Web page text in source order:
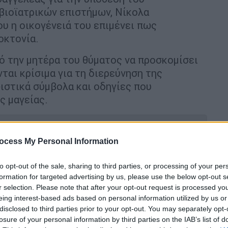
My Personal Information
opt-out of the sale, sharing to third parties, or processing of your
for targeted advertising by us, please use the below opt-out
selection. Please note that after your opt-out request is processed
interest-based ads based on personal information utilized by us
to third parties prior to your opt-out. You may separately
of your personal information by third parties on the IAB’s list of
βιοϊατρικών επιστήμων, Νίκολα
η οικογένειά του επιμένει πως
την μητέρα του θύματος να προσκομίσει
κρίσιμα για τη διερεύνηση της
σύμβολα και οδηγίες που
μαγείας.
από τον πυροβολισμό του